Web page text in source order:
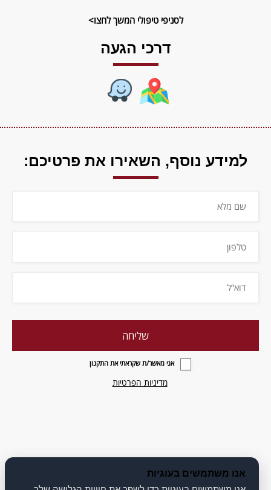
לסניפי טיפולי המשך לחצו>
דרכי הגעה
למידע נוסף, השאירו את פרטיכם:
אני מאשר/ת שקראתי את התקנון
מדיניות הפרטיות
אנו משתמשים בעוגיות